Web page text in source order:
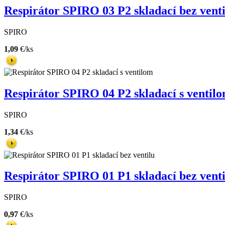
Respirátor SPIRO 03 P2 skladací bez
SPIRO
1,09 €/ks
Respirátor SPIRO 04 P2 skladací s
SPIRO
1,34 €/ks
Respirátor SPIRO 01 P1 skladací bez
SPIRO
0,97 €/ks